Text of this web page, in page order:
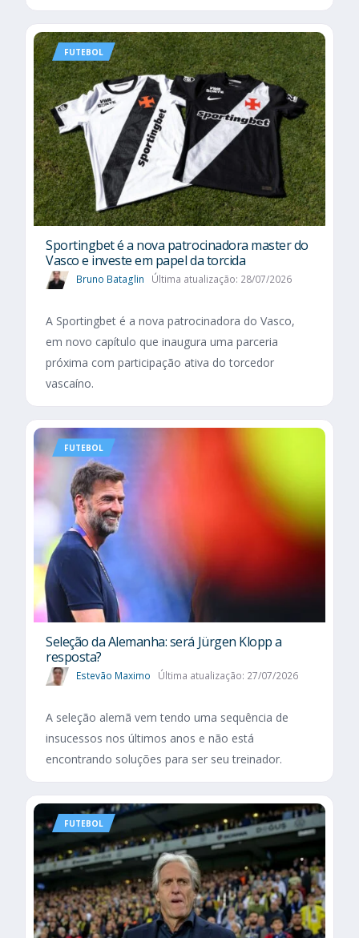
FUTEBOL
Sportingbet é a nova patrocinadora master do
Vasco e investe em papel da torcida
Bruno Bataglin Última atualização: 28/07/2026
A Sportingbet é a nova patrocinadora do Vasco,
em novo capítulo que inaugura uma parceria
próxima com participação ativa do torcedor
vascaíno.
FUTEBOL
Seleção da Alemanha: será Jürgen Klopp a
resposta?
Estevão Maximo Última atualização: 27/07/2026
A seleção alemã vem tendo uma sequência de
insucessos nos últimos anos e não está
encontrando soluções para ser seu treinador.
FUTEBOL